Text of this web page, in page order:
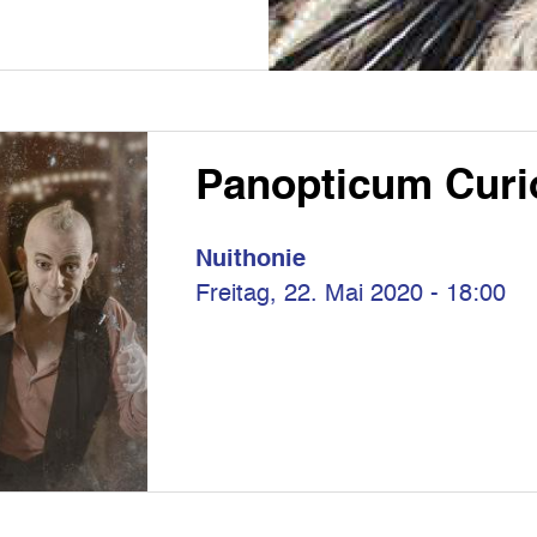
Panopticum
Nuithonie
Freitag, 22. Mai 2020 - 18:00